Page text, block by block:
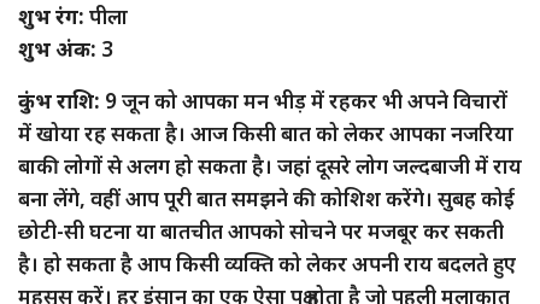
शुभ रंग: पीला
शुभ अंक: 3
कुंभ राशि: 9 जून को आपका मन भीड़ में रहकर भी अपने विचारों
में खोया रह सकता है। आज किसी बात को लेकर आपका नजरिया
बाकी लोगों से अलग हो सकता है। जहां दूसरे लोग जल्दबाजी में राय
बना लेंगे, वहीं आप पूरी बात समझने की कोशिश करेंगे। सुबह कोई
छोटी-सी घटना या बातचीत आपको सोचने पर मजबूर कर सकती
है। हो सकता है आप किसी व्यक्ति को लेकर अपनी राय बदलते हुए
महसूस करें। हर इंसान का एक ऐसा पक्ष होता है जो पहली मुलाकात